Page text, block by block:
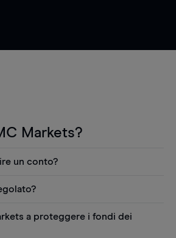
Markets?
un conto?
gratuitamente i prezzi e
come grafici, notizie Reuters
sui titoli azionari di
federale tedesca di
a proteggere i fondi dei